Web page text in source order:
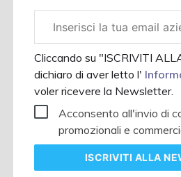
aziendale
Cliccando su "ISCRIVITI
dichiaro di aver letto l'
voler ricevere la Newsletter.
Acconsento all'invio di
promozionali e
ISCRIVITI ALLA